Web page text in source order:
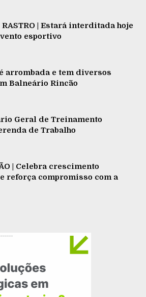
RASTRO | Estará interditada hoje
esportivo
arrombada e tem diversos
Balneário Rincão
Geral de Treinamento
de Trabalho
| Celebra crescimento
reforça compromisso com a